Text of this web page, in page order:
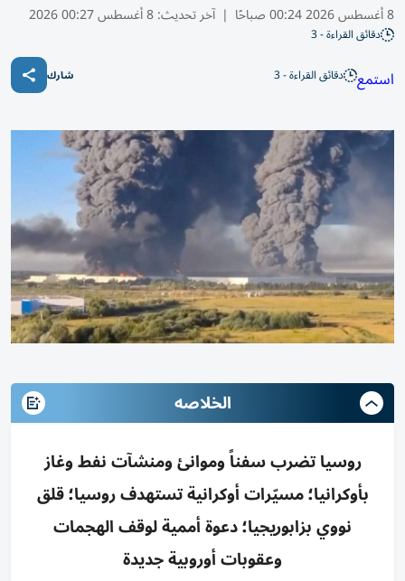
8 أغسطس 2026 00:24 صباحًا | آخر تحديث:8 أغسطس 00:27 2026
دقائق القراءة - 3
استمع دقائق القراءة - 3 شارك
الخلاصه
روسيا تضرب سفناً وموانئ ومنشآت نفط وغاز
بأوكرانيا؛ مسيّرات أوكرانية تستهدف روسيا؛ قلق
نووي بزابوريجيا؛ دعوة أممية لوقف الهجمات
وعقوبات أوروبية جديدة